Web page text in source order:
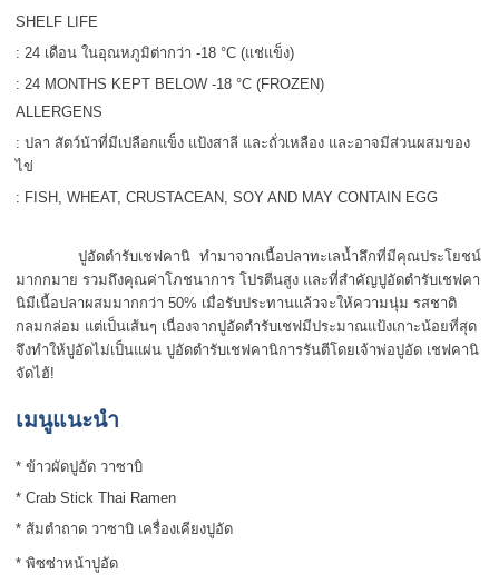
SHELF LIFE
: 24 เดือน ในอุณหภูมิต่ากว่า -18 °C (แช่แข็ง)
: 24 MONTHS KEPT BELOW -18 °C (FROZEN)
ALLERGENS
: ปลา สัตว์น้าที่มีเปลือกแข็ง แป้งสาลี และถั่วเหลือง และอาจมีส่วนผสมของ
ไข่
: FISH, WHEAT, CRUSTACEAN, SOY AND MAY CONTAIN EGG
ปูอัดตำรับเชฟคานิ ทำมาจากเนื้อปลาทะเลน้ำลึกที่มีคุณประโยชน์
มากกมาย รวมถึงคุณค่าโภชนาการ โปรตีนสูง และที่สำคัญปูอัดตำรับเชฟคา
นิมีเนื้อปลาผสมมากกว่า 50% เมื่อรับประทานแล้วจะให้ความนุ่ม รสชาติ
กลมกล่อม แต่เป็นเส้นๆ เนื่องจากปูอัดตำรับเชฟมีประมาณแป้งเกาะน้อยที่สุด
จึงทำให้ปูอัดไม่เป็นแผ่น ปูอัดตำรับเชฟคานิการรันตีโดยเจ้าพ่อปูอัด เชฟคานิ
จัดไฮ้!
เมนูแนะนำ
* ข้าวผัดปูอัด วาซาบิ
* Crab Stick Thai Ramen
* ส้มตำถาด วาซาบิ เครื่องเคียงปูอัด
* พิซซ่าหน้าปูอัด